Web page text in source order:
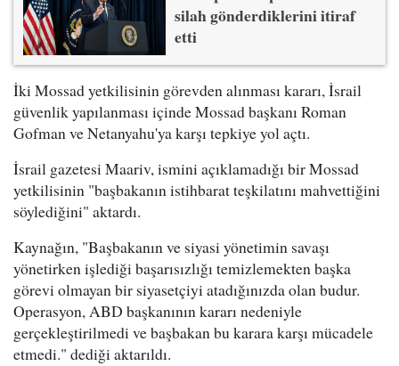
silah gönderdiklerini itiraf
etti
İki Mossad yetkilisinin görevden alınması kararı, İsrail
güvenlik yapılanması içinde Mossad başkanı Roman
Gofman ve Netanyahu'ya karşı tepkiye yol açtı.
İsrail gazetesi Maariv, ismini açıklamadığı bir Mossad
yetkilisinin "başbakanın istihbarat teşkilatını mahvettiğini
söylediğini" aktardı.
Kaynağın, "Başbakanın ve siyasi yönetimin savaşı
yönetirken işlediği başarısızlığı temizlemekten başka
görevi olmayan bir siyasetçiyi atadığınızda olan budur.
Operasyon, ABD başkanının kararı nedeniyle
gerçekleştirilmedi ve başbakan bu karara karşı mücadele
etmedi." dediği aktarıldı.